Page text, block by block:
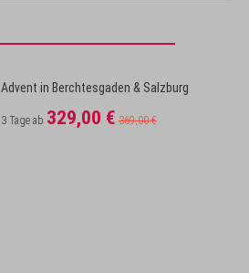
Advent in Berchtesgaden & Salzburg
3 Tage ab 329,00 € 369,00 €